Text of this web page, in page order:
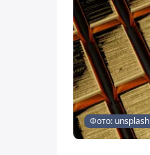
Фото: unsplash